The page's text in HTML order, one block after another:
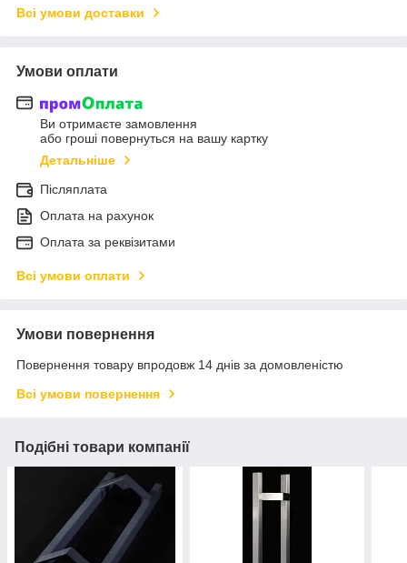
Всі умови доставки
Умови оплати
Ви отримаєте замовлення
або гроші повернуться на вашу картку
Детальніше
Післяплата
Оплата на рахунок
Оплата за реквізитами
Всі умови оплати
Умови повернення
Повернення товару впродовж 14 днів за домовленістю
Всі умови повернення
Подібні товари компанії